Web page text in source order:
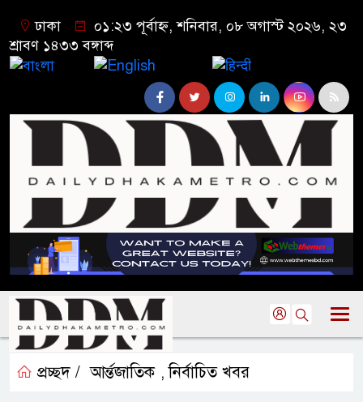
ঢাকা
০১:২৩ পূর্বাহ্ন, শনিবার, ০৮ অগাস্ট ২০২৬, ২৩
শ্রাবণ ১৪৩৩ বঙ্গাব্দ
প্রচ্ছদ / আর্ন্তজাতিক ,নির্বাচিত খবর